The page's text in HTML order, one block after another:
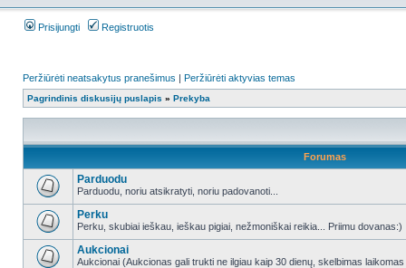
Prisijungti Registruotis
Peržiūrėti neatsakytus pranešimus | Peržiūrėti aktyvias temas
Pagrindinis diskusijų puslapis » Prekyba
Forumas
Parduodu
Parduodu, noriu atsikratyti, noriu padovanoti...
Perku
Perku, skubiai ieškau, ieškau pigiai, nežmoniškai reikia... Priimu dovanas:)
Aukcionai
Aukcionai (Aukcionas gali trukti ne ilgiau kaip 30 dienų, skelbimas